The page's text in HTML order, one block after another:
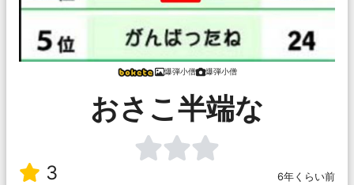
爆弾小僧 爆弾小僧
おさこ半端な
3
6年くらい前